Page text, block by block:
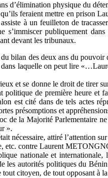
d’élimination physique du
feraient mettre en prison
à un feuilleton de
publiquement
devant les tribunaux.
bilan des deux ans du
laquelle on peut lire
et se donne le droit de tirer
de première heure
est cité dans de tels actes
présomptions et
de la Majorité Parlementaire
».
nécessaire, attiré l’attention
etc. contre Laurent
nationale et
autorités politiques du
tout citoyen, de tout opposant à